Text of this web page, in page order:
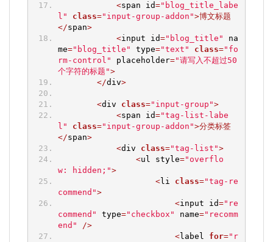
<span id="blog_title_labe
l"
class="input-group-addon">博文标题
</span>
<input id="blog_title" na
me="blog_title" type="text" class="fo
rm-control" placeholder="请写入不超过50
个字符的标题">
</div>
<div class="input-group">
<span id="tag-list-labe
l"
class="input-group-addon">分类标签
</span>
<div class="tag-list">
<ul style="overflo
w: hidden;">
<li class="tag-re
commend">
<input id="re
commend" type="checkbox" name="recomm
end"
/>
<label for="r